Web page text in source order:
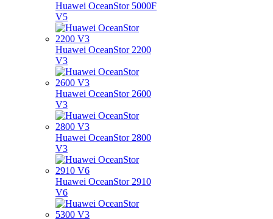
Huawei OceanStor 5000F
V5
Huawei OceanStor 2200
V3
Huawei OceanStor 2600
V3
Huawei OceanStor 2800
V3
Huawei OceanStor 2910
V6